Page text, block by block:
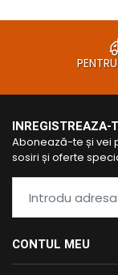
INREGISTREAZA-
Abonează-te și vei
sosiri și oferte
CONTUL MEU